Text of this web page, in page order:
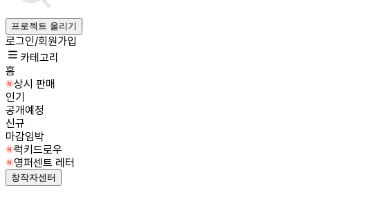
프로젝트 올리기
로그인/회원가입
카테고리
홈
상시 판매
인기
공개예정
신규
마감임박
럭키드로우
영퍼센트 레터
창작자센터